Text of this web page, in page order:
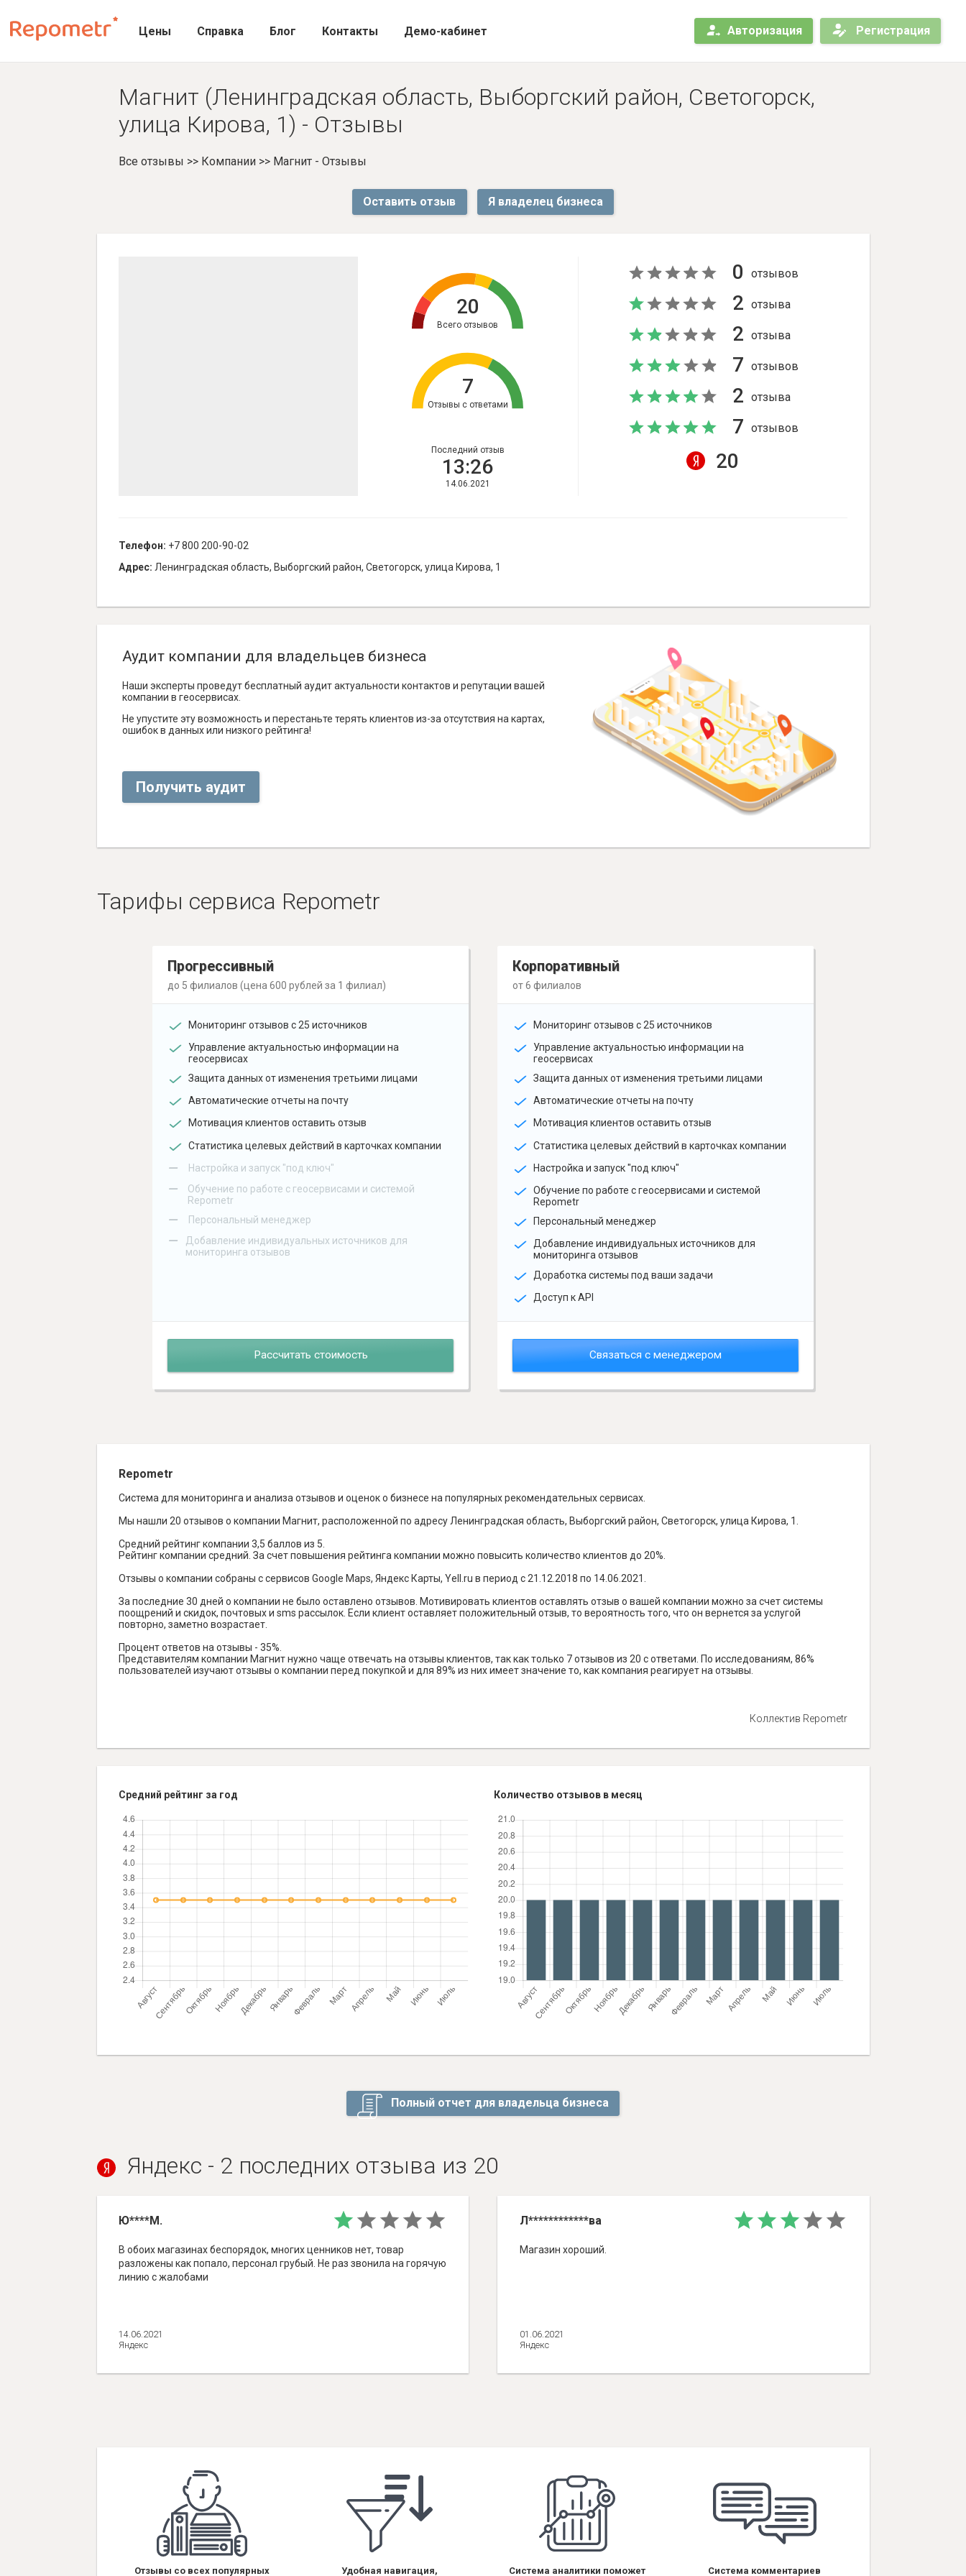
Цены Справка Блог Контакты Демо-кабинет Авторизация Регистрация
Магнит (Ленинградская область, Выборгский район, Светогорск,
улица Кирова, 1) - Отзывы
Все отзывы >> Компании>> Магнит - Отзывы
Оставить отзыв Я владелец бизнеса
Всего отзывов
20
Отзывы с ответами
7
Последний отзыв
13:26
14.06.2021
0 отзывов
2 отзыва
2 отзыва
7 отзывов
2 отзыва
7 отзывов
20
Телефон: +7 800 200-90-02
Адрес: Ленинградская область, Выборгский район, Светогорск, улица Кирова, 1
Аудит компании для владельцев бизнеса
Наши эксперты проведут бесплатный аудит актуальности контактов и репутации вашей
компании в геосервисах.
Не упустите эту возможность и перестаньте терять клиентов из-за отсутствия на картах,
ошибок в данных или низкого рейтинга!
Получить аудит
Тарифы сервиса Repometr
Прогрессивный
до 5 филиалов (цена 600 рублей за 1 филиал)
Мониторинг отзывов с 25 источников
Управление актуальностью информации на
геосервисах
Защита данных от изменения третьими лицами
Автоматические отчеты на почту
Мотивация клиентов оставить отзыв
Статистика целевых действий в карточках компании
– Настройка и запуск "под ключ"
–
Обучение по работе с геосервисами и системой
Repometr
– Персональный менеджер
–
Добавление индивидуальных источников для
мониторинга отзывов
Рассчитать стоимость
Корпоративный
от 6 филиалов
Мониторинг отзывов с 25 источников
Управление актуальностью информации на
геосервисах
Защита данных от изменения третьими лицами
Автоматические отчеты на почту
Мотивация клиентов оставить отзыв
Статистика целевых действий в карточках компании
Настройка и запуск "под ключ"
Обучение по работе с геосервисами и системой
Repometr
Персональный менеджер
Добавление индивидуальных источников для
мониторинга отзывов
Доработка системы под ваши задачи
Доступ к API
Связаться с менеджером
Repometr
Система для мониторинга и анализа отзывов и оценок о бизнесе на популярных рекомендательных сервисах.
Мы нашли 20 отзывов о компании Магнит, расположенной по адресу Ленинградская область, Выборгский район, Светогорск, улица Кирова, 1.
Средний рейтинг компании 3,5 баллов из 5.
Рейтинг компании средний. За счет повышения рейтинга компании можно повысить количество клиентов до 20%.
Отзывы о компании собраны с сервисов Google Maps, Яндекс Карты, Yell.ru в период с 21.12.2018 по 14.06.2021.
За последние 30 дней о компании не было оставлено отзывов. Мотивировать клиентов оставлять отзыв о вашей компании можно за счет системы
поощрений и скидок, почтовых и sms рассылок. Если клиент оставляет положительный отзыв, то вероятность того, что он вернется за услугой
повторно, заметно возрастает.
Процент ответов на отзывы - 35%.
Представителям компании Магнит нужно чаще отвечать на отзывы клиентов, так как только 7 отзывов из 20 с ответами. По исследованиям, 86%
пользователей изучают отзывы о компании перед покупкой и для 89% из них имеет значение то, как компания реагирует на отзывы.
Коллектив Repometr
Средний рейтинг за год Количество отзывов в месяц
Полный отчет для владельца бизнеса
Яндекс - 2 последних отзыва из 20
Ю****М.
В обоих магазинах беспорядок, многих ценников нет, товар
разложены как попало, персонал грубый. Не раз звонила на горячую
линию с жалобами
14.06.2021
Яндекс
Л************ва
Магазин хороший.
01.06.2021
Яндекс
Отзывы со всех популярных Удобная навигация, Система аналитики поможет Система комментариев